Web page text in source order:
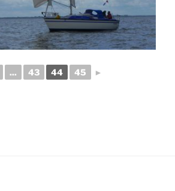
... 43 44 45 ►